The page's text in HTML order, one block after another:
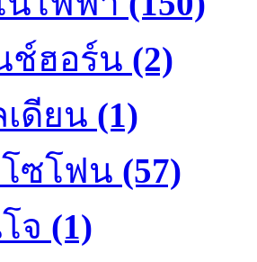
ช์ฮอร์น (2)
เดียน (1)
ซโฟน (57)
จ (1)